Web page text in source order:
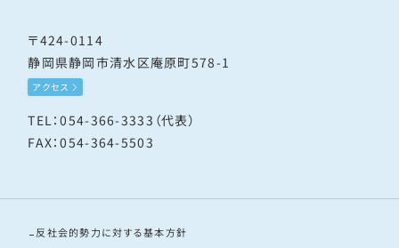
〒424-0114
静岡県静岡市清水区庵原町578-1
アクセス
TEL：054-366-3333（代表）
FAX：054-364-5503
反社会的勢力に対する基本方針